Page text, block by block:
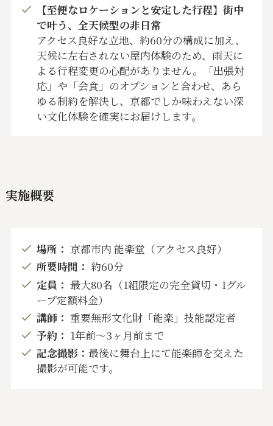
【至便なロケーションと安定した行程】街中
で叶う、全天候型の非日常
アクセス良好な立地、約60分の構成に加え、
天候に左右されない屋内体験のため、雨天に
よる行程変更の心配がありません。「出張対
応」や「会食」のオプションと合わせ、あら
ゆる制約を解決し、京都でしか味わえない深
い文化体験を確実にお届けします。
実施概要
場所： 京都市内 能楽堂（アクセス良好）
所要時間： 約60分
定員： 最大80名（1組限定の完全貸切・1グル
ープ定額料金）
講師： 重要無形文化財「能楽」技能認定者
予約： 1年前〜3ヶ月前まで
記念撮影：最後に舞台上にて能楽師を交えた
撮影が可能です。